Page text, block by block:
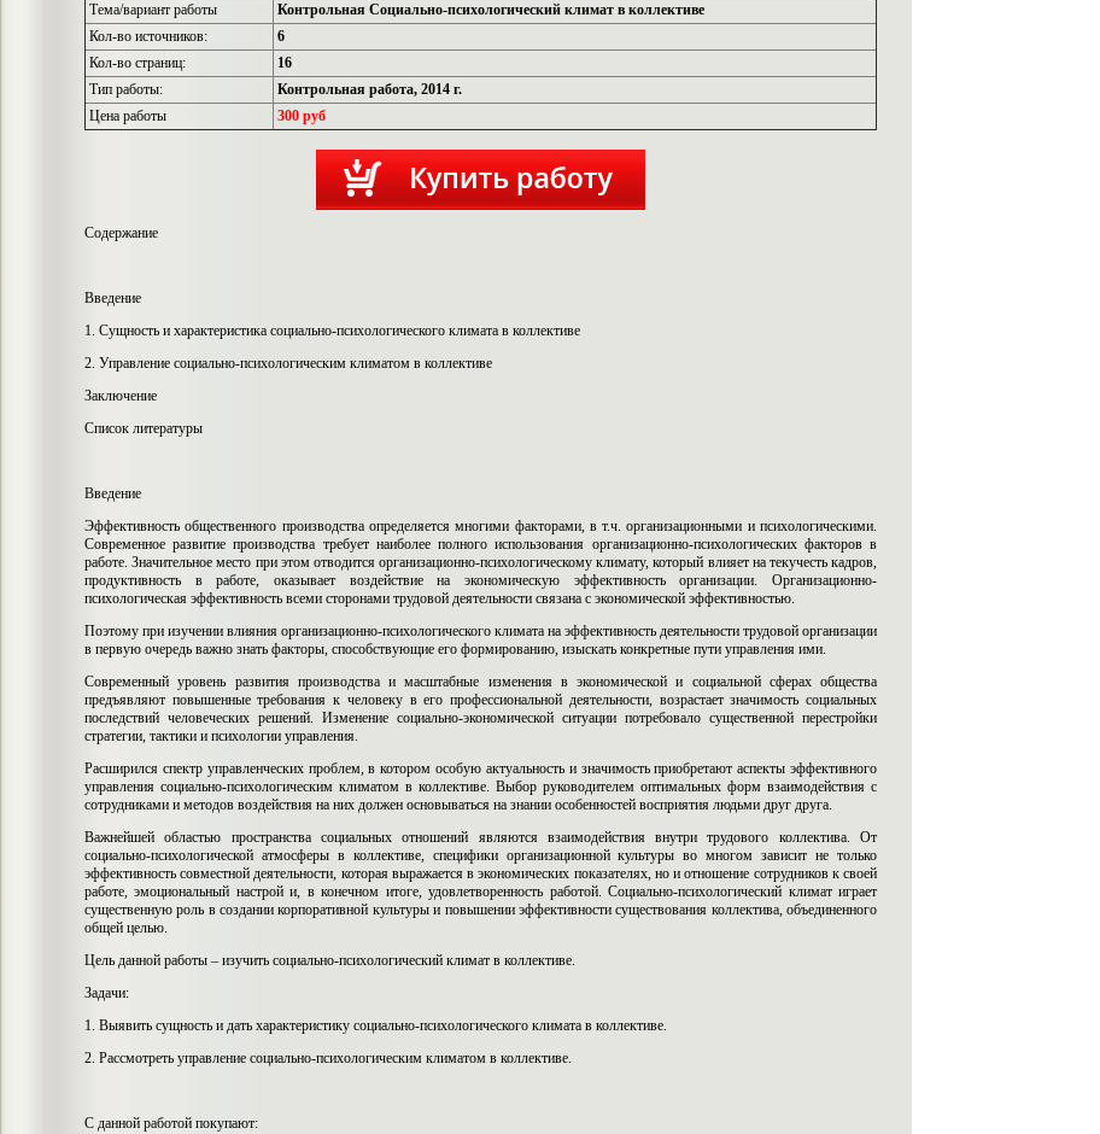
Тема/вариант работы
Контрольная Социально-психологический климат в коллективе
Кол-во источников:
6
Кол-во страниц:
16
Тип работы:
Контрольная работа, 2014 г.
Цена работы
300 руб
Содержание
Введение
1. Сущность и характеристика социально-психологического климата в коллективе
2. Управление социально-психологическим климатом в коллективе
Заключение
Список литературы
Введение
Эффективность общественного производства определяется многими факторами, в т.ч. организационными и психологическими.
Современное развитие производства требует наиболее полного использования организационно-психологических факторов в
работе. Значительное место при этом отводится организационно-психологическому климату, который влияет на текучесть кадров,
продуктивность в работе, оказывает воздействие на экономическую эффективность организации. Организационно-
психологическая эффективность всеми сторонами трудовой деятельности связана с экономической эффективностью.
Поэтому при изучении влияния организационно-психологического климата на эффективность деятельности трудовой организации
в первую очередь важно знать факторы, способствующие его формированию, изыскать конкретные пути управления ими.
Современный уровень развития производства и масштабные изменения в экономической и социальной сферах общества
предъявляют повышенные требования к человеку в его профессиональной деятельности, возрастает значимость социальных
последствий человеческих решений. Изменение социально-экономической ситуации потребовало существенной перестройки
стратегии, тактики и психологии управления.
Расширился спектр управленческих проблем, в котором особую актуальность и значимость приобретают аспекты эффективного
управления социально-психологическим климатом в коллективе. Выбор руководителем оптимальных форм взаимодействия с
сотрудниками и методов воздействия на них должен основываться на знании особенностей восприятия людьми друг друга.
Важнейшей областью пространства социальных отношений являются взаимодействия внутри трудового коллектива. От
социально-психологической атмосферы в коллективе, специфики организационной культуры во многом зависит не только
эффективность совместной деятельности, которая выражается в экономических показателях, но и отношение сотрудников к своей
работе, эмоциональный настрой и, в конечном итоге, удовлетворенность работой. Социально-психологический климат играет
существенную роль в создании корпоративной культуры и повышении эффективности существования коллектива, объединенного
общей целью.
Цель данной работы – изучить социально-психологический климат в коллективе.
Задачи:
1. Выявить сущность и дать характеристику социально-психологического климата в коллективе.
2. Рассмотреть управление социально-психологическим климатом в коллективе.
С данной работой покупают: